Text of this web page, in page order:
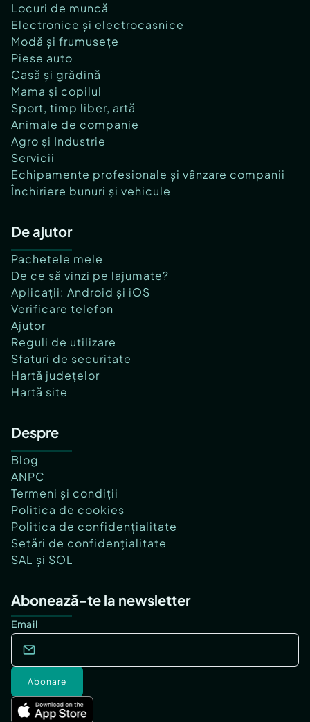
Locuri de muncă
Electronice și electrocasnice
Modă și frumusețe
Piese auto
Casă și grădină
Mama și copilul
Sport, timp liber, artă
Animale de companie
Agro și Industrie
Servicii
Echipamente profesionale și vânzare companii
Închiriere bunuri și vehicule
De ajutor
Pachetele mele
De ce să vinzi pe lajumate?
Aplicații: Android și iOS
Verificare telefon
Ajutor
Reguli de utilizare
Sfaturi de securitate
Hartă județelor
Hartă site
Despre
Blog
ANPC
Termeni și condiții
Politica de cookies
Politica de confidențialitate
Setări de confidențialitate
SAL și SOL
Abonează-te la newsletter
Email
Abonare